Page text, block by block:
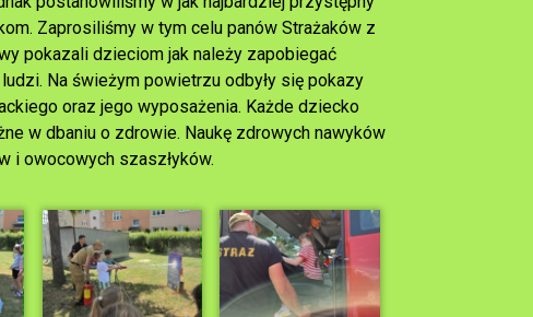
Zaprosiliśmy w tym celu panów Strażaków z
pokazali dzieciom jak należy zapobiegać
Na świeżym powietrzu odbyły się pokazy
oraz jego wyposażenia. Każde dziecko
w dbaniu o zdrowie. Naukę zdrowych nawyków
i owocowych szaszłyków.